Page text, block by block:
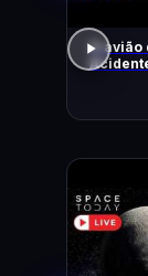
O avião